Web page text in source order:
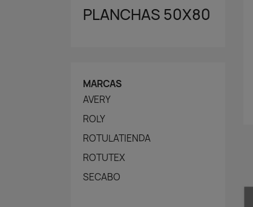
PLANCHAS 50X80
MARCAS
AVERY
ROLY
ROTULATIENDA
ROTUTEX
SECABO